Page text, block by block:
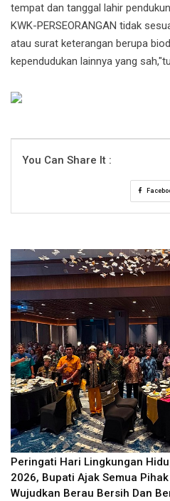
tempat dan tanggal lahir
KWK-PERSEORANGAN tidak
atau surat keterangan berupa
kependudukan lainnya yang
You Can Share It :
Peringati Hari Lingkungan
2026, Bupati Ajak Semua
Wujudkan Berau Bersih Dan